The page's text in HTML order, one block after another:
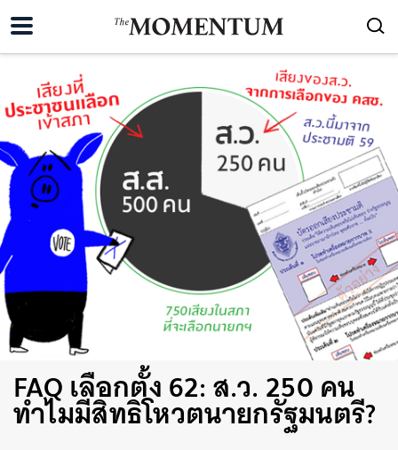
FAQ เลือกตั้ง 62: ส.ว. 250 คน
ทำไมมีสิทธิโหวตนายกรัฐมนตรี?